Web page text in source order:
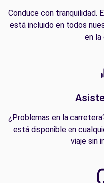
Conduce con tranquilidad.
está incluido en todos
en la
¿Problemas en la
está disponible en
viaje sin